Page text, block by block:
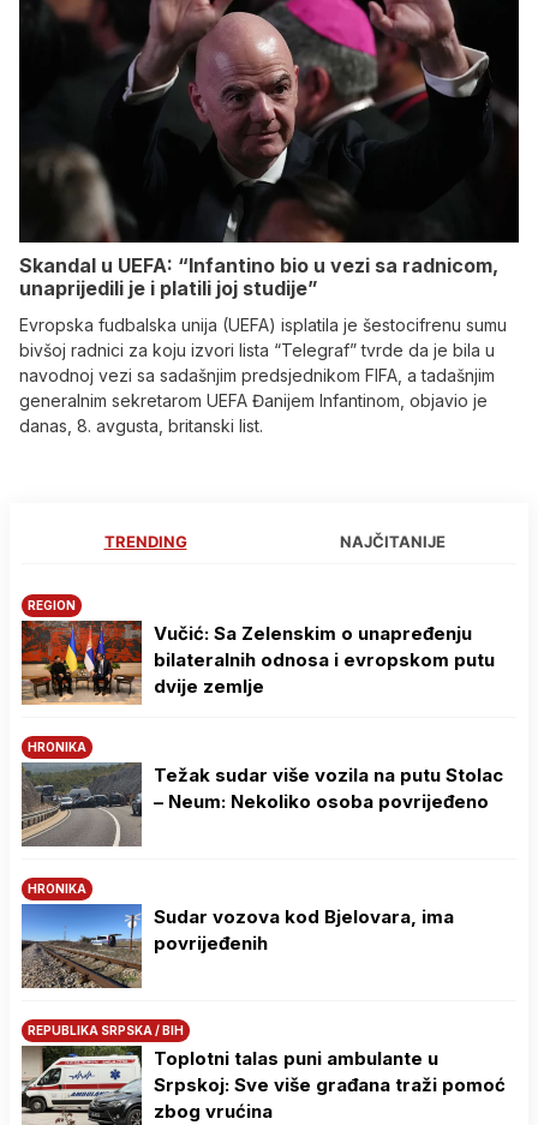
Skandal u UEFA: “Infantino bio u vezi sa radnicom,
unaprijedili je i platili joj studije”
Evropska fudbalska unija (UEFA) isplatila je šestocifrenu sumu
bivšoj radnici za koju izvori lista “Telegraf” tvrde da je bila u
navodnoj vezi sa sadašnjim predsjednikom FIFA, a tadašnjim
generalnim sekretarom UEFA Đanijem Infantinom, objavio je
danas, 8. avgusta, britanski list.
TRENDING NAJČITANIJE
REGION
Vučić: Sa Zelenskim o unapređenju
bilateralnih odnosa i evropskom putu
dvije zemlje
HRONIKA
Težak sudar više vozila na putu Stolac
– Neum: Nekoliko osoba povrijeđeno
HRONIKA
Sudar vozova kod Bjelovara, ima
povrijeđenih
REPUBLIKA SRPSKA / BIH
Toplotni talas puni ambulante u
Srpskoj: Sve više građana traži pomoć
zbog vrućina